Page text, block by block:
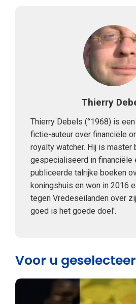
Thierry
Thierry Debels (°1968) is
fictie-auteur over financiële
royalty watcher. Hij is master
gespecialiseerd in financiële
publiceerde talrijke boeken
koningshuis en won in 2016
tegen Vredeseilanden over
goed is het goede doel'.
Voor u